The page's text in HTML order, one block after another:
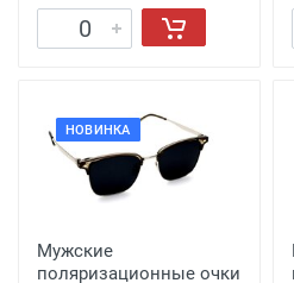
НОВИНКА
Мужские
поляризационные очки